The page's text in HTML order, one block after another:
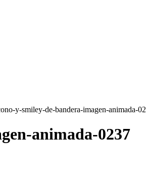
y-smiley-de-bandera-imagen-animada-
animada-0237